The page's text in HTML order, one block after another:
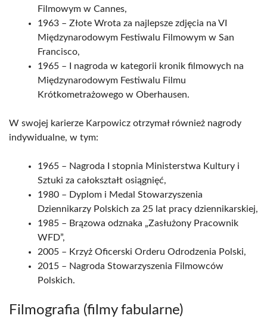
Filmowym w Cannes,
1963 – Złote Wrota za najlepsze zdjęcia na VI
Międzynarodowym Festiwalu Filmowym w San
Francisco,
1965 – I nagroda w kategorii kronik filmowych na
Międzynarodowym Festiwalu Filmu
Krótkometrażowego w Oberhausen.
W swojej karierze Karpowicz otrzymał również nagrody
indywidualne, w tym:
1965 – Nagroda I stopnia Ministerstwa Kultury i
Sztuki za całokształt osiągnięć,
1980 – Dyplom i Medal Stowarzyszenia
Dziennikarzy Polskich za 25 lat pracy dziennikarskiej,
1985 – Brązowa odznaka „Zasłużony Pracownik
WFD”,
2005 – Krzyż Oficerski Orderu Odrodzenia Polski,
2015 – Nagroda Stowarzyszenia Filmowców
Polskich.
Filmografia (filmy fabularne)